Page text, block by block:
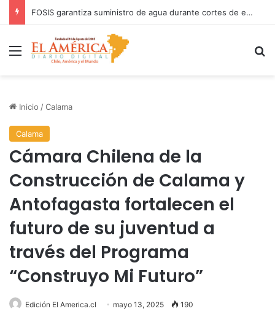
COANIQUEM inicia gira nacional para presentar Manual de Quemaduras a profesionales de la salud
Menú
Inicio /Calama
Calama
Cámara Chilena de la
Construcción de Calama y
Antofagasta fortalecen el
futuro de su juventud a
través del Programa
“Construyo Mi Futuro”
Edición El America.cl mayo 13, 2025 190